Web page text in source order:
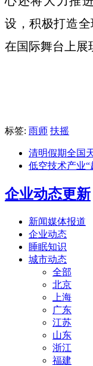
设，积极打造
在国际舞台上展
标签: 雨师 扶摇
清明假期全国
低空技术产业“
企业动态更新
新闻媒体报道
企业动态
睡眠知识
城市动态
全部
北京
上海
广东
江苏
山东
浙江
福建